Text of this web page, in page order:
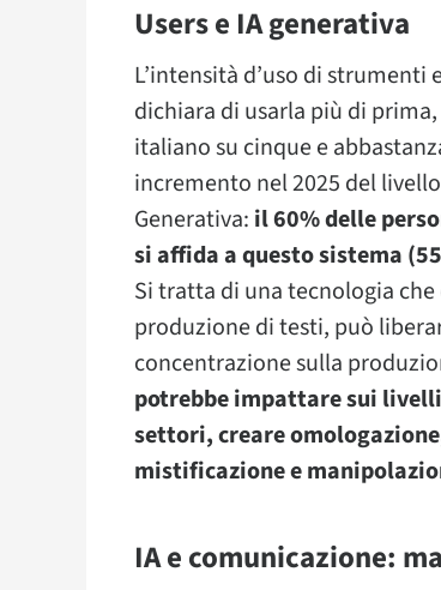
Users e IA generativa
L’intensità d’uso di strumenti
dichiara di usarla più di
italiano su cinque e
incremento nel 2025 del
Generativa: il 60% delle
si affida a questo sistema
Si tratta di una tecnologia
produzione di testi, può
concentrazione sulla
potrebbe impattare sui
settori, creare
mistificazione e
IA e comunicazione: